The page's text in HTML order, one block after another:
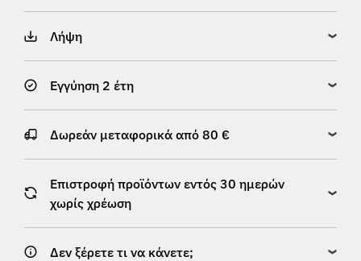
Λήψη
Εγγύηση 2 έτη
Δωρεάν μεταφορικά από 80 €
Επιστροφή προϊόντων εντός 30 ημερών
χωρίς χρέωση
Δεν ξέρετε τι να κάνετε;